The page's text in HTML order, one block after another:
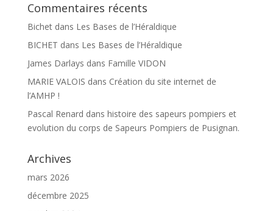
Commentaires récents
Bichetdans Les Bases de l’Héraldique
BICHET dans Les Bases de l’Héraldique
James Darlays dans Famille VIDON
MARIE VALOIS dans Création du site internet de
l’AMHP !
Pascal Renard dans histoire des sapeurs pompiers et
evolution du corps de Sapeurs Pompiers de Pusignan.
Archives
mars 2026
décembre 2025